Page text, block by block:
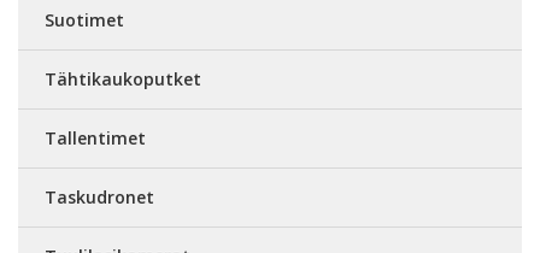
Suotimet
Tähtikaukoputket
Tallentimet
Taskudronet